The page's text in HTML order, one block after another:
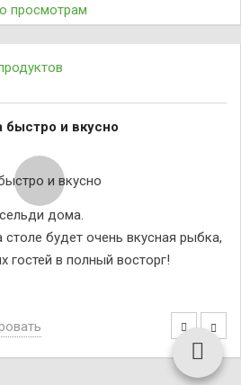
просмотрам
быстро и вкусно
дома.
столе будет очень вкусная рыбка,
гостей в полный восторг!